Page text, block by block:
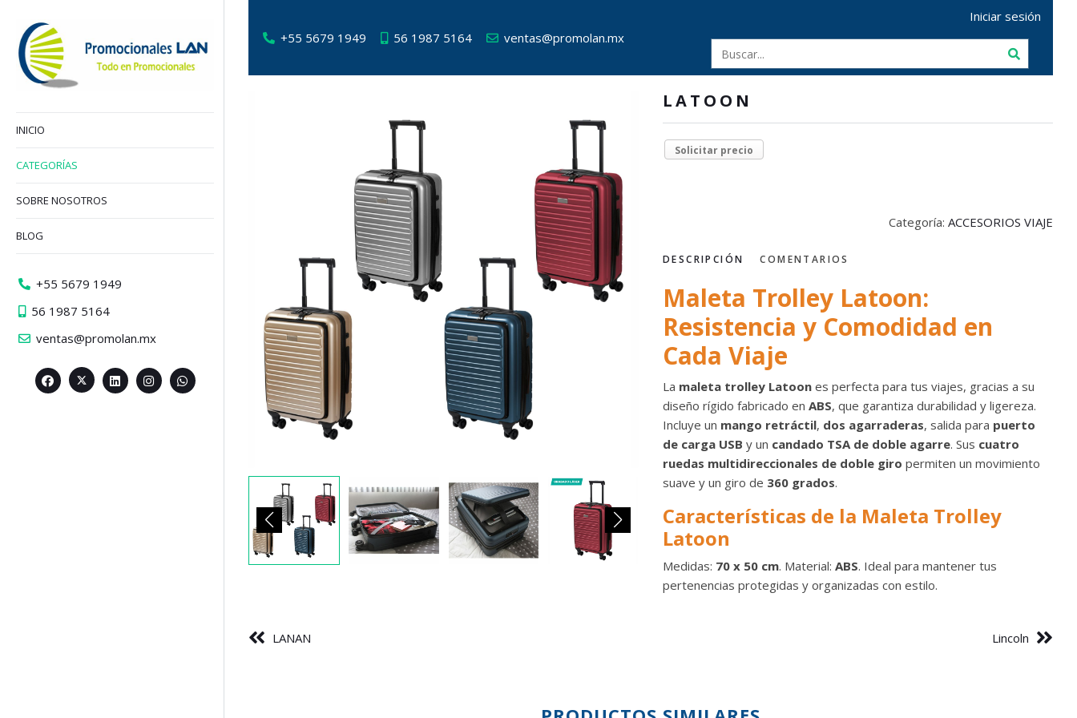
+55 5679 1949 56 1987 5164 ventas@promolan.mx
Iniciar sesión
LATOON
Solicitar precio
Categoría: ACCESORIOS VIAJE
DESCRIPCIÓN COMENTARIOS
Maleta Trolley Latoon:
Resistencia y Comodidad en
Cada Viaje
La maleta trolley Latoon es perfecta para tus viajes, gracias a su
diseño rígido fabricado en ABS, que garantiza durabilidad y ligereza.
Incluye un mango retráctil, dos agarraderas, salida para puerto
de carga USB y un candado TSA de doble agarre. Sus cuatro
ruedas multidireccionales de doble giro permiten un movimiento
suave y un giro de 360 grados.
Características de la Maleta Trolley
Latoon
Medidas: 70 x 50 cm. Material: ABS. Ideal para mantener tus
pertenencias protegidas y organizadas con estilo.
LANAN Lincoln
INICIO
CATEGORÍAS
SOBRE NOSOTROS
BLOG
+55 5679 1949
56 1987 5164
ventas@promolan.mx